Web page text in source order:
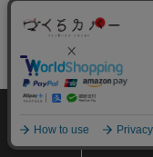
商品をさがす
サイズ